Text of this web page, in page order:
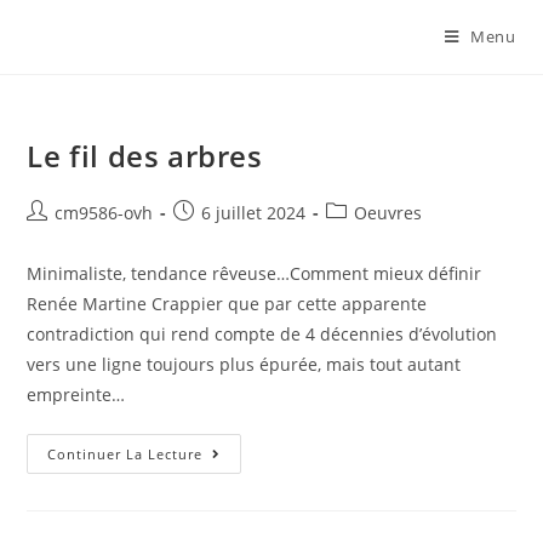
Menu
Le fil des arbres
cm9586-ovh 6 juillet 2024 Oeuvres
Minimaliste, tendance rêveuse…Comment mieux définir
Renée Martine Crappier que par cette apparente
contradiction qui rend compte de 4 décennies d’évolution
vers une ligne toujours plus épurée, mais tout autant
empreinte…
Continuer La Lecture